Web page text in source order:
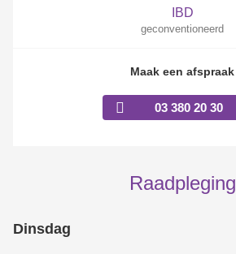
IBD
geconventioneerd
Maak een afspraak
03 380 20 30
Raadpleging
Dinsdag